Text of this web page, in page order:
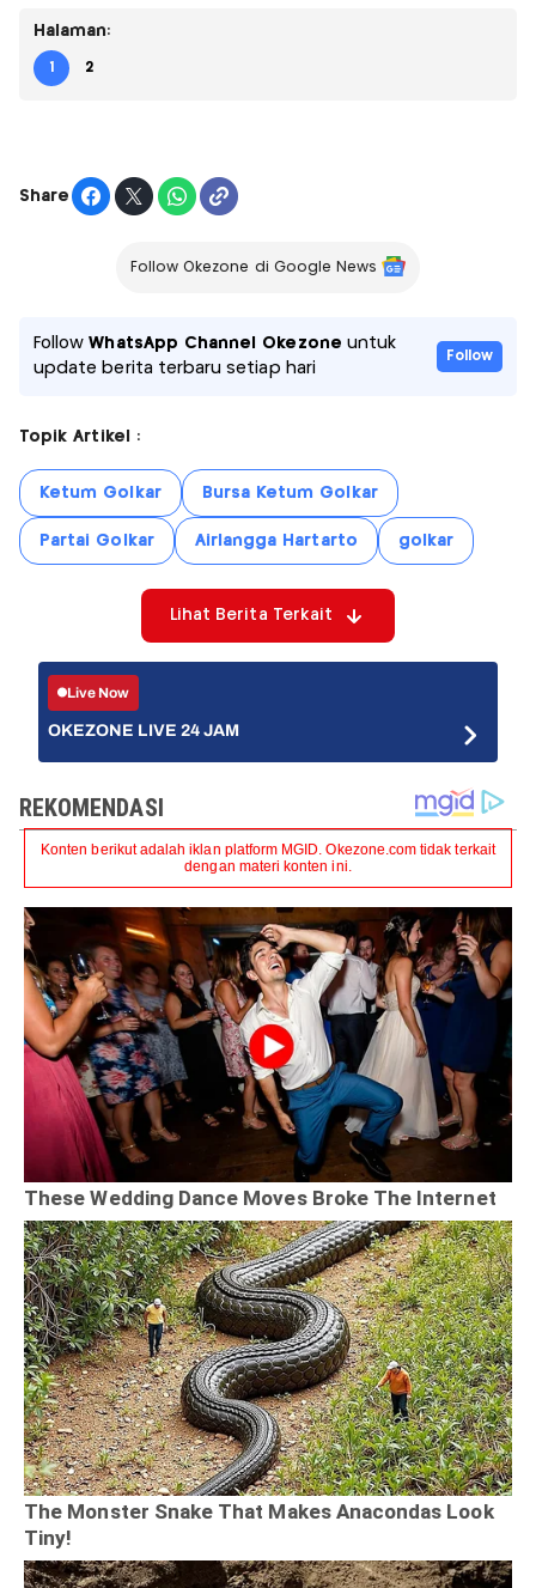
Halaman:
1 2
Share
Follow Okezone di Google News
FollowWhatsApp Channel Okezone untuk
update berita terbaru setiap hari
Follow
Topik Artikel :
Ketum Golkar Bursa Ketum Golkar
Partai Golkar Airlangga Hartarto golkar
Lihat Berita Terkait
Live Now
OKEZONE LIVE 24 JAM